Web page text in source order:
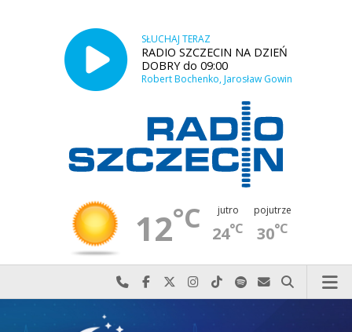
SŁUCHAJ TERAZ
RADIO SZCZECIN NA DZIEŃ
DOBRY do 09:00
Robert Bochenko, Jarosław Gowin
12°C jutro
24°C
pojutrze
30°C
Najlepiej po prostu do nas zadzwoń
Odwiedź nas na Facebook-u
Odwiedź nas na X
Odwiedź nas na Instagram-ie
Odwiedź nas na TikTok-u
Szukaj nas na Spotify
Wyślij do nas
Szukaj